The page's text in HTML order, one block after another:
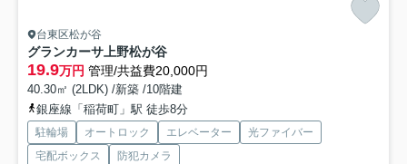
台東区松が谷
グランカーサ上野松が谷
19.9万円 管理/共益費20,000円
40.30㎡ (2LDK) /新築 /10階建
銀座線「稲荷町」駅 徒歩8分
駐輪場 オートロック エレベーター
光ファイバー
宅配ボックス
防犯カメラ